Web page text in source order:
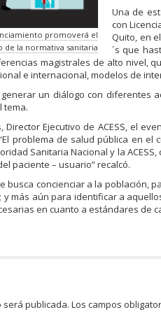
promoverá el
de la normativa sanitaria
Una de
con
Quito, en
´s que
magistrales de alto nivel,
e internacional, modelos de
un diálogo con
tema.
Director Ejecutivo de ACESS, el
problema de salud pública en
Sanitaria Nacional y la
paciente – usuario” recalcó.
busca concienciar a la
más aún para identificar a
en cuanto a estándares de
será publicada. Los campos